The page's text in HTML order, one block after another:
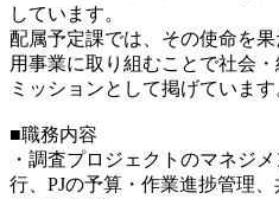
しています。
配属予定課では、その使命を
用事業に取り組むことで社会
ミッションとして掲げています
■職務内容
・調査プロジェクトのマネジ
行、PJの予算・作業進捗管理